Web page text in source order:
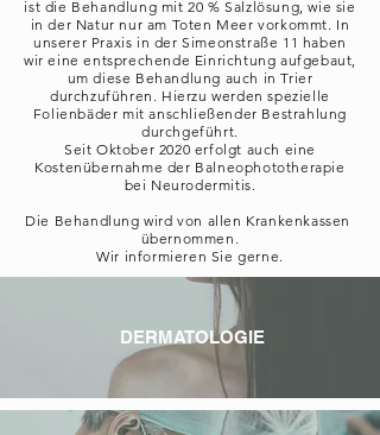
ist die Behandlung mit 20 % Salzlösung, wie sie
in der Natur nur am Toten Meer vorkommt. In
unserer Praxis in der Simeonstraße 11 haben
wir eine entsprechende Einrichtung aufgebaut,
um diese Behandlung auch in Trier
durchzuführen. Hierzu werden spezielle
Folienbäder mit anschließender Bestrahlung
durchgeführt.
Seit Oktober 2020 erfolgt auch eine
Kostenübernahme der Balneophototherapie
bei Neurodermitis.
Die Behandlung wird von allen Krankenkassen
übernommen.
Wir informieren Sie gerne.
DERMATOLOGIE